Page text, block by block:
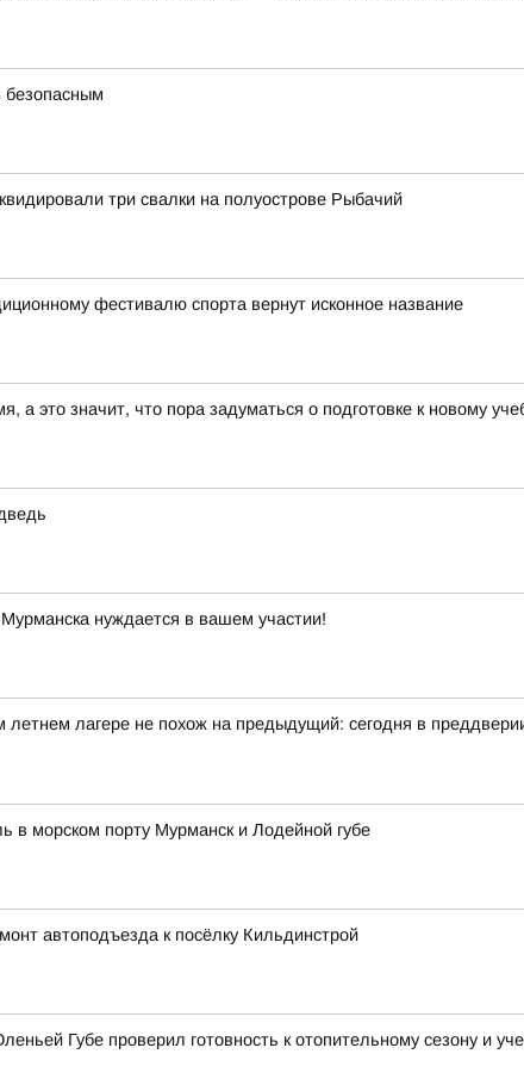
три свалки на полуострове Рыбачий
фестивалю спорта вернут исконное название
а это значит, что пора задуматься о подготовке к новому
нуждается в вашем участии!
лагере не похож на предыдущий: сегодня в
в морском порту Мурманск и Лодейной губе
автоподъезда к посёлку Кильдинстрой
Губе проверил готовность к отопительному сезону и